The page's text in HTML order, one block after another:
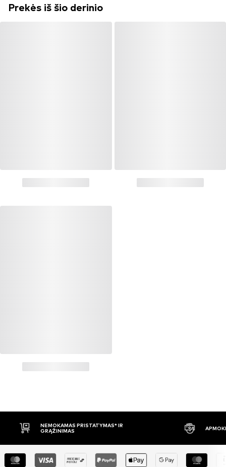
Prekės iš šio derinio
NEMOKAMAS PRISTATYMAS* IR
GRĄŽINIMAS